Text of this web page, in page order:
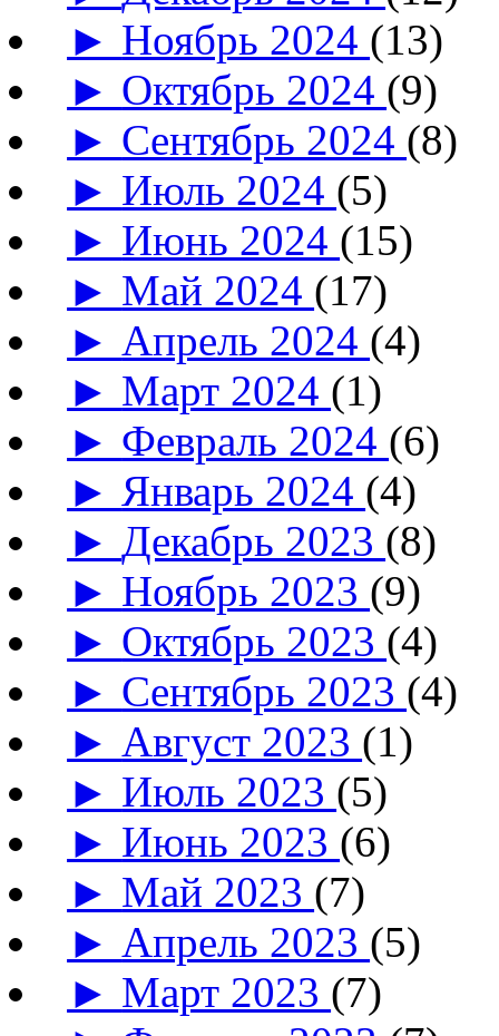
► Ноябрь 2024 (13)
► Октябрь 2024 (9)
► Сентябрь 2024 (8)
► Июль 2024 (5)
► Июнь 2024 (15)
► Май 2024 (17)
► Апрель 2024 (4)
► Март 2024 (1)
► Февраль 2024 (6)
► Январь 2024 (4)
►Декабрь 2023 (8)
► Ноябрь 2023 (9)
► Октябрь 2023 (4)
► Сентябрь 2023 (4)
► Август 2023 (1)
► Июль 2023 (5)
► Июнь 2023 (6)
► Май 2023 (7)
► Апрель 2023 (5)
► Март 2023 (7)